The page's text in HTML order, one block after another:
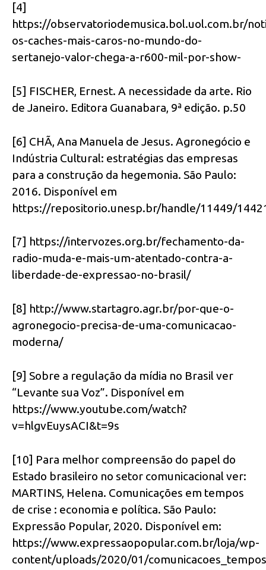
[4]
https://observatoriodemusica.bol.uol.com.br/
os-caches-mais-caros-no-mundo-do-
sertanejo-valor-chega-a-r600-mil-por-show-
[5] FISCHER, Ernest. A necessidade da arte. Rio
de Janeiro. Editora Guanabara, 9ª edição. p.50
[6] CHÃ, Ana Manuela de Jesus. Agronegócio e
Indústria Cultural: estratégias das empresas
para a construção da hegemonia. São Paulo:
2016. Disponível em
https://repositorio.unesp.br/handle/11449/
[7] https://intervozes.org.br/fechamento-da-
radio-muda-e-mais-um-atentado-contra-a-
liberdade-de-expressao-no-brasil/
[8] http://www.startagro.agr.br/por-que-o-
agronegocio-precisa-de-uma-comunicacao-
moderna/
[9] Sobre a regulação da mídia no Brasil ver
“Levante sua Voz”. Disponível em
https://www.youtube.com/watch?
v=hlgvEuysACI&t=9s
[10] Para melhor compreensão do papel do
Estado brasileiro no setor comunicacional ver:
MARTINS, Helena. Comunicações em tempos
de crise : economia e política. São Paulo:
Expressão Popular, 2020. Disponível em:
https://www.expressaopopular.com.br/loja/wp-
content/uploads/2020/01/